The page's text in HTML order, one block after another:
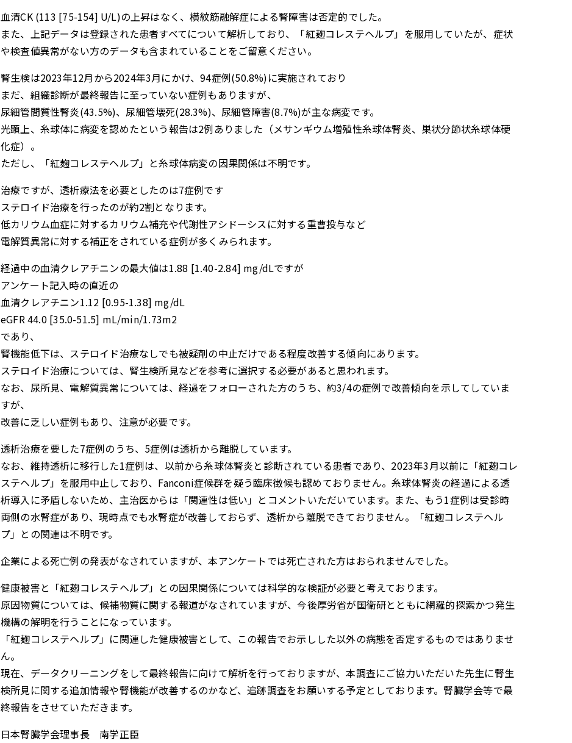
血清CK (113 [75-154] U/L)の上昇はなく、横紋筋融解症による腎障害は否定的でした。
また、上記データは登録された患者すべてについて解析しており、「紅麹コレステヘルプ」を服用していたが、症状
や検査値異常がない方のデータも含まれていることをご留意ください。
腎生検は2023年12月から2024年3月にかけ、94症例(50.8%)に実施されており
まだ、組織診断が最終報告に至っていない症例もありますが、
尿細管間質性腎炎(43.5%)、尿細管壊死(28.3%)、尿細管障害(8.7%)が主な病変です。
光顕上、糸球体に病変を認めたという報告は2例ありました（メサンギウム増殖性糸球体腎炎、巣状分節状糸球体硬
化症）。
ただし、「紅麹コレステヘルプ」と糸球体病変の因果関係は不明です。
治療ですが、透析療法を必要としたのは7症例です
ステロイド治療を行ったのが約2割となります。
低カリウム血症に対するカリウム補充や代謝性アシドーシスに対する重曹投与など
電解質異常に対する補正をされている症例が多くみられます。
経過中の血清クレアチニンの最大値は1.88 [1.40-2.84] mg/dLですが
アンケート記入時の直近の
血清クレアチニン1.12 [0.95-1.38] mg/dL
eGFR 44.0 [35.0-51.5] mL/min/1.73m2
であり、
腎機能低下は、ステロイド治療なしでも被疑剤の中止だけである程度改善する傾向にあります。
ステロイド治療については、腎生検所見などを参考に選択する必要があると思われます。
なお、尿所見、電解質異常については、経過をフォローされた方のうち、約3/4の症例で改善傾向を示してしていま
すが、
改善に乏しい症例もあり、注意が必要です。
透析治療を要した7症例のうち、5症例は透析から離脱しています。
なお、維持透析に移行した1症例は、以前から糸球体腎炎と診断されている患者であり、2023年3月以前に「紅麹コレ
ステヘルプ」を服用中止しており、Fanconi症候群を疑う臨床徴候も認めておりません。糸球体腎炎の経過による透
析導入に矛盾しないため、主治医からは「関連性は低い」とコメントいただいています。また、もう1症例は受診時
両側の水腎症があり、現時点でも水腎症が改善しておらず、透析から離脱できておりません。「紅麹コレステヘル
プ」との関連は不明です。
企業による死亡例の発表がなされていますが、本アンケートでは死亡された方はおられませんでした。
健康被害と「紅麹コレステヘルプ」との因果関係については科学的な検証が必要と考えております。
原因物質については、候補物質に関する報道がなされていますが、今後厚労省が国衛研とともに網羅的探索かつ発生
機構の解明を行うことになっています。
「紅麹コレステヘルプ」に関連した健康被害として、この報告でお示しした以外の病態を否定するものではありませ
ん。
現在、データクリーニングをして最終報告に向けて解析を行っておりますが、本調査にご協力いただいた先生に腎生
検所見に関する追加情報や腎機能が改善するのかなど、追跡調査をお願いする予定としております。腎臓学会等で最
終報告をさせていただきます。
日本腎臓学会理事長 南学正臣